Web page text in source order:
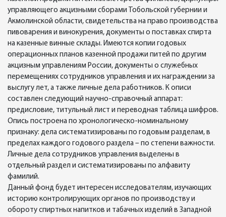
управляющего акцизными сборами Тобольской губернии и
Акмолинской области, свидетельства на право производства
пивоварения и винокурения, документы о поставках спирта
на казенные винные склады. Имеются копии годовых
операционных планов казенной продажи питей по другим
акцизным управлениям России, документы о служебных
перемещениях сотрудников управления и их награждении за
выслугу лет, а также личные дела работников. К описи
составлен следующий научно-справочный аппарат:
предисловие, титульный лист и переводная таблица шифров.
Опись построена по хронологическо-номинальному
признаку: дела систематизированы по годовым разделам, в
пределах каждого годового раздела – по степени важности.
Личные дела сотрудников управления выделены в
отдельный раздел и систематизированы по алфавиту
фамилий.
Данный фонд будет интересен исследователям, изучающих
историю контролирующих органов по производству и
обороту спиртных напитков и табачных изделий в Западной